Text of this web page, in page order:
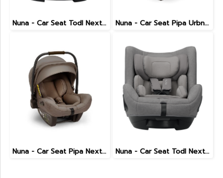
Nuna - Car Seat Todl Next (Granite) Nuna - Car Seat Pipa Urbn (Caviar)
Nuna - Car Seat Pipa Next (Cedar) Nuna - Car Seat Todl Next (Frost)